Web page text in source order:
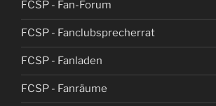
FCSP - Fan-Forum
FCSP - Fanclubsprecherrat
FCSP - Fanladen
FCSP - Fanräume